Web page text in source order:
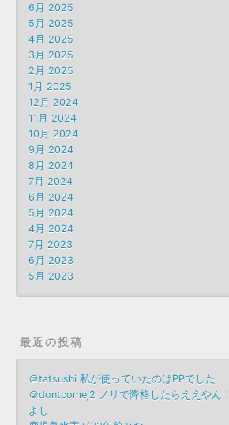
6月 2025
5月 2025
4月 2025
3月 2025
2月 2025
1月 2025
12月 2024
11月 2024
10月 2024
9月 2024
8月 2024
7月 2024
6月 2024
5月 2024
4月 2024
7月 2023
6月 2023
5月 2023
最近の投稿
＠tatsushi 私が使っていたのはPPでした
＠dontcomej2 ノリで降格したらええやん！
よし